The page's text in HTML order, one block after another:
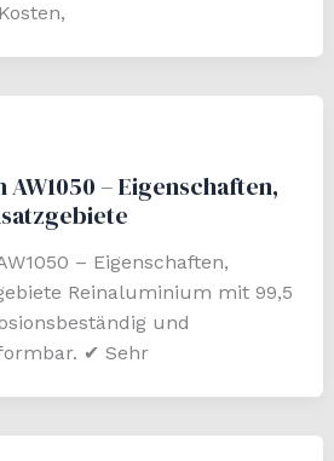
– Eigenschaften,
– Eigenschaften,
Reinaluminium mit 99,5
und
✔ Sehr